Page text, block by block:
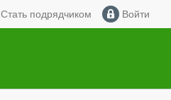
Стать подрядчиком Войти